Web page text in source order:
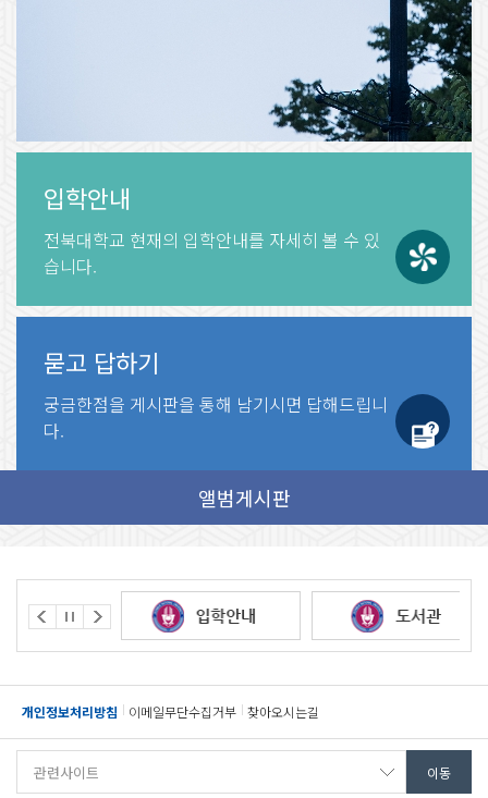
입학안내
전북대학교 현재의 입학안내를 자세히 볼 수 있
습니다.
묻고 답하기
궁금한점을 게시판을 통해 남기시면 답해드립니
다.
개인정보처리방침 이메일무단수집거부 찾아오시는길